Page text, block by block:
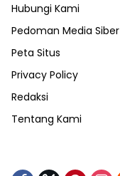
Hubungi Kami
Pedoman Media Siber
Peta Situs
Privacy Policy
Redaksi
Tentang Kami